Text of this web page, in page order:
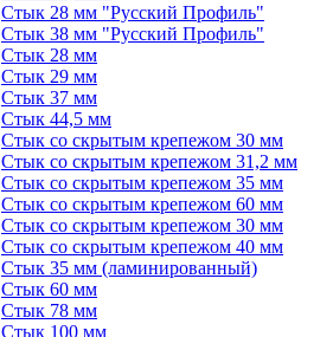
Стык 28 мм "Русский Профиль"
Стык 38 мм "Русский Профиль"
Стык 28 мм
Стык 29 мм
Стык 37 мм
Стык 44,5 мм
Стык со скрытым крепежом 30 мм
Стык со скрытым крепежом 31,2 мм
Стык со скрытым крепежом 35 мм
Стык со скрытым крепежом 60 мм
Стык со скрытым крепежом 30 мм
Стык со скрытым крепежом 40 мм
Стык 35 мм (ламинированный)
Стык 60 мм
Стык 78 мм
Стык 100 мм